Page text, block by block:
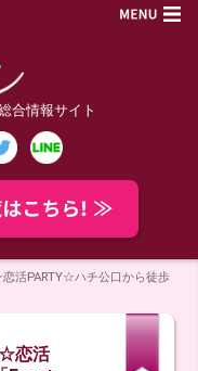
合情報サイト
活PARTY☆ハチ公口から徒歩
☆恋活